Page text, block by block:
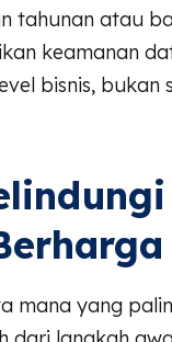
tahunan atau
keamanan
bisnis, bukan
mana yang